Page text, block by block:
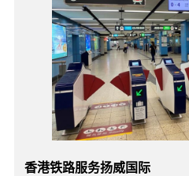
香港铁路服务扬威国际